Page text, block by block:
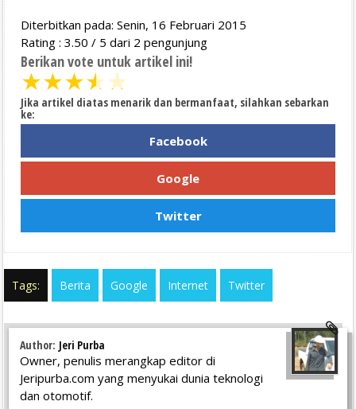
Diterbitkan pada: Senin, 16 Februari 2015
Rating : 3.50 / 5 dari 2 pengunjung
Berikan vote untuk artikel ini!
★★★★★
Jika artikel diatas menarik dan bermanfaat, silahkan sebarkan
ke:
Facebook
Google
Twitter
Tags: Berita Google Internet Twitter
Author: Jeri Purba
Owner, penulis merangkap editor di
Jeripurba.com yang menyukai dunia teknologi
dan otomotif.